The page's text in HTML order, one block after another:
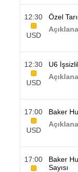
12:30
USD
Özel
12:30
USD
U6
17:00
USD
Baker
17:00
Baker
Sayısı